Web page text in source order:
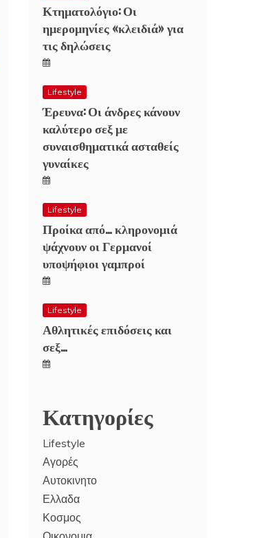
Κτηματολόγιο: Οι
ημερομηνίες «κλειδιά» για
τις δηλώσεις
Lifestyle
Έρευνα: Οι άνδρες κάνουν
καλύτερο σεξ με
συναισθηματικά ασταθείς
γυναίκες
Lifestyle
Προίκα από… κληρονομιά
ψάχνουν οι Γερμανοί
υποψήφιοι γαμπροί
Lifestyle
Αθλητικές επιδόσεις και
σεξ…
Κατηγορίες
Lifestyle
Αγορές
Αυτοκινητο
Ελλαδα
Κοσμος